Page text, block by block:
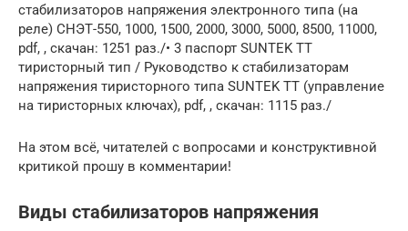
стабилизаторов напряжения электронного типа (на
реле) СНЭТ-550, 1000, 1500, 2000, 3000, 5000, 8500, 11000,
pdf, , скачан: 1251 раз./• 3 паспорт SUNTEK TT
тиристорный тип / Руководство к стабилизаторам
напряжения тиристорного типа SUNTEK TT (управление
на тиристорных ключах), pdf, , скачан: 1115 раз./
На этом всё, читателей с вопросами и конструктивной
критикой прошу в комментарии!
Виды стабилизаторов напряжения